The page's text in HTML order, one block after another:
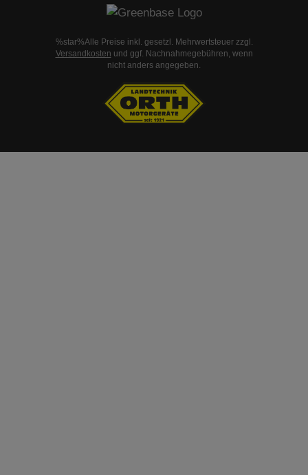
%star%Alle Preise inkl. gesetzl. Mehrwertsteuer zzgl.
Versandkosten und ggf. Nachnahmegebühren, wenn
nicht anders angegeben.